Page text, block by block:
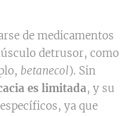
de medicamentos
detrusor, como
betanecol). Sin
es limitada, y su
ya que